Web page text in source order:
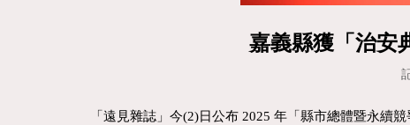
嘉義縣獲「治安
「遠見雜誌」今(2)日公布 2025 年「縣市總體暨永續